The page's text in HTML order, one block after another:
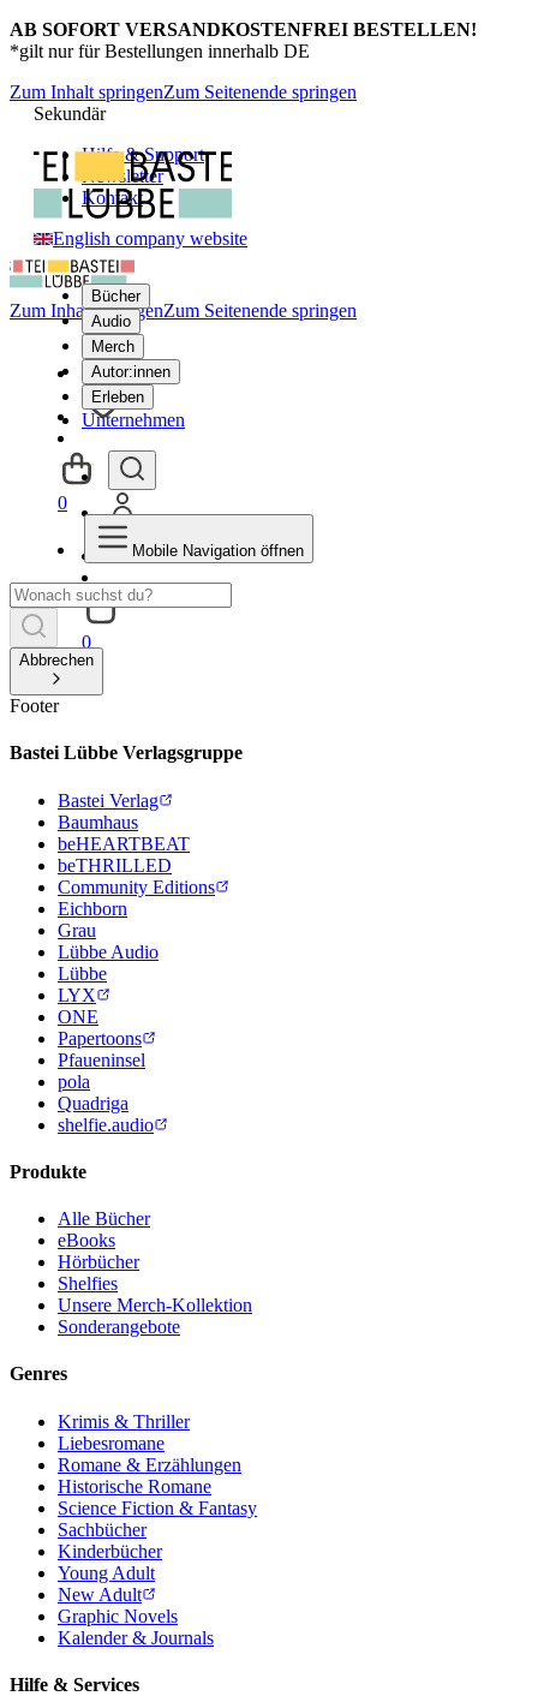
AB SOFORT VERSANDKOSTENFREI BESTELLEN!
*gilt nur für Bestellungen innerhalb DE
Zum Inhalt springenZum Seitenende springen
Sekundär
Hilfe & Support
Newsletter
Kontakt
English company website
Bücher
Audio
Merch
Autor:innen
Erleben
Unternehmen
0
Zum Inhalt springenZum Seitenende springen
0
Mobile Navigation öffnen
Abbrechen
Footer
Bastei Lübbe Verlagsgruppe
Bastei Verlag
Baumhaus
beHEARTBEAT
beTHRILLED
Community Editions
Eichborn
Grau
Lübbe Audio
Lübbe
LYX
ONE
Papertoons
Pfaueninsel
pola
Quadriga
shelfie.audio
Produkte
Alle Bücher
eBooks
Hörbücher
Shelfies
Unsere Merch-Kollektion
Sonderangebote
Genres
Krimis & Thriller
Liebesromane
Romane & Erzählungen
Historische Romane
Science Fiction & Fantasy
Sachbücher
Kinderbücher
Young Adult
New Adult
Graphic Novels
Kalender & Journals
Hilfe & Services